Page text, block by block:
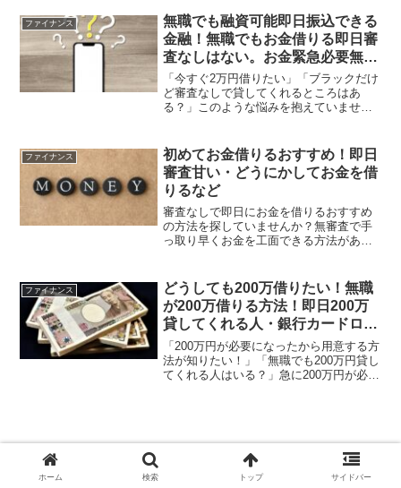
ょうか。アイフルでの借入を成功させる
ためには、どのような原因...
ファイナンス
無職でも融資可能即日振込できる
金融！無職でもお金借りる即日審
査なしはない。お金緊急必要無職
など
「今すぐ2万円借りたい」「ブラックだけ
ど審査なしで貸してくれるところはあ
る？」このような悩みを抱えていません
りません。しかし、消費者金融を利用し
ないでお金を賢く作る方法...
ファイナンス
初めてお金借りるおすすめ！即日
審査甘い・どうにかしてお金を借
りるなど
審査なしで即日にお金を借りるおすすめ
の方法を探していませんか？無審査で手
っ取り早くお金を工面できる方法がある
でも、審査不要でその日のうちにお金を
借りられる方法があるのです...
ファイナンス
どうしても200万借りたい！無職
が200万借りる方法！即日200万
貸してくれる人・銀行カードロー
ン・必要年収など
「200万円が必要になったから用意する方
法が知りたい！」「無職でも200万円貸し
てくれる人はいる？」急に200万円が必要
3万円借りたいアプリ！少額融資アプリ審
査なしブラックリスト・無職はある？今
ホーム 検索 トップ サイドバー